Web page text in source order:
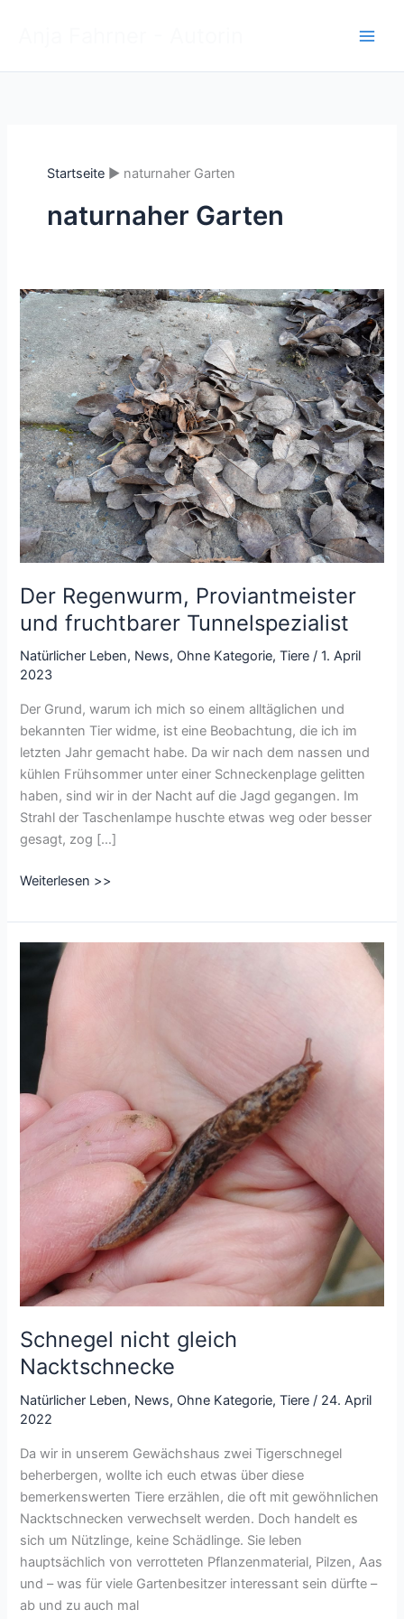
Startseite naturnaher Garten
naturnaher Garten
Der Regenwurm, Proviantmeister
und fruchtbarer Tunnelspezialist
Natürlicher Leben, News, Ohne Kategorie,Tiere /1. April
2023
Der Grund, warum ich mich so einem alltäglichen und
bekannten Tier widme, ist eine Beobachtung, die ich im
letzten Jahr gemacht habe. Da wir nach dem nassen und
kühlen Frühsommer unter einer Schneckenplage gelitten
haben, sind wir in der Nacht auf die Jagd gegangen. Im
Strahl der Taschenlampe huschte etwas weg oder besser
gesagt, zog […]
Der
Proviantmeister
und
fruchtbarer
Tunnelspezialist
Weiterlesen >>
Schnegel nicht gleich
Nacktschnecke
Natürlicher Leben, News, Ohne Kategorie,Tiere / 24. April
2022
Da wir in unserem Gewächshaus zwei Tigerschnegel
beherbergen, wollte ich euch etwas über diese
bemerkenswerten Tiere erzählen, die oft mit gewöhnlichen
Nacktschnecken verwechselt werden. Doch handelt es
sich um Nützlinge, keine Schädlinge. Sie leben
hauptsächlich von verrotteten Pflanzenmaterial, Pilzen, Aas
und – was für viele Gartenbesitzer interessant sein dürfte –
ab und zu auch mal